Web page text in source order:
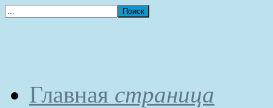
Главная страница